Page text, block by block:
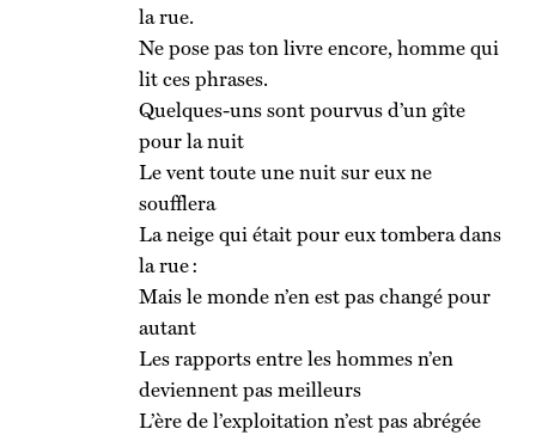
la rue.
Ne pose pas ton livre encore, homme qui
lit ces phrases.
Quelques-uns sont pourvus d’un gîte
pour la nuit
Le vent toute une nuit sur eux ne
soufflera
La neige qui était pour eux tombera dans
la rue :
Mais le monde n’en est pas changé pour
autant
Les rapports entre les hommes n’en
deviennent pas meilleurs
L’ère de l’exploitation n’est pas abrégée